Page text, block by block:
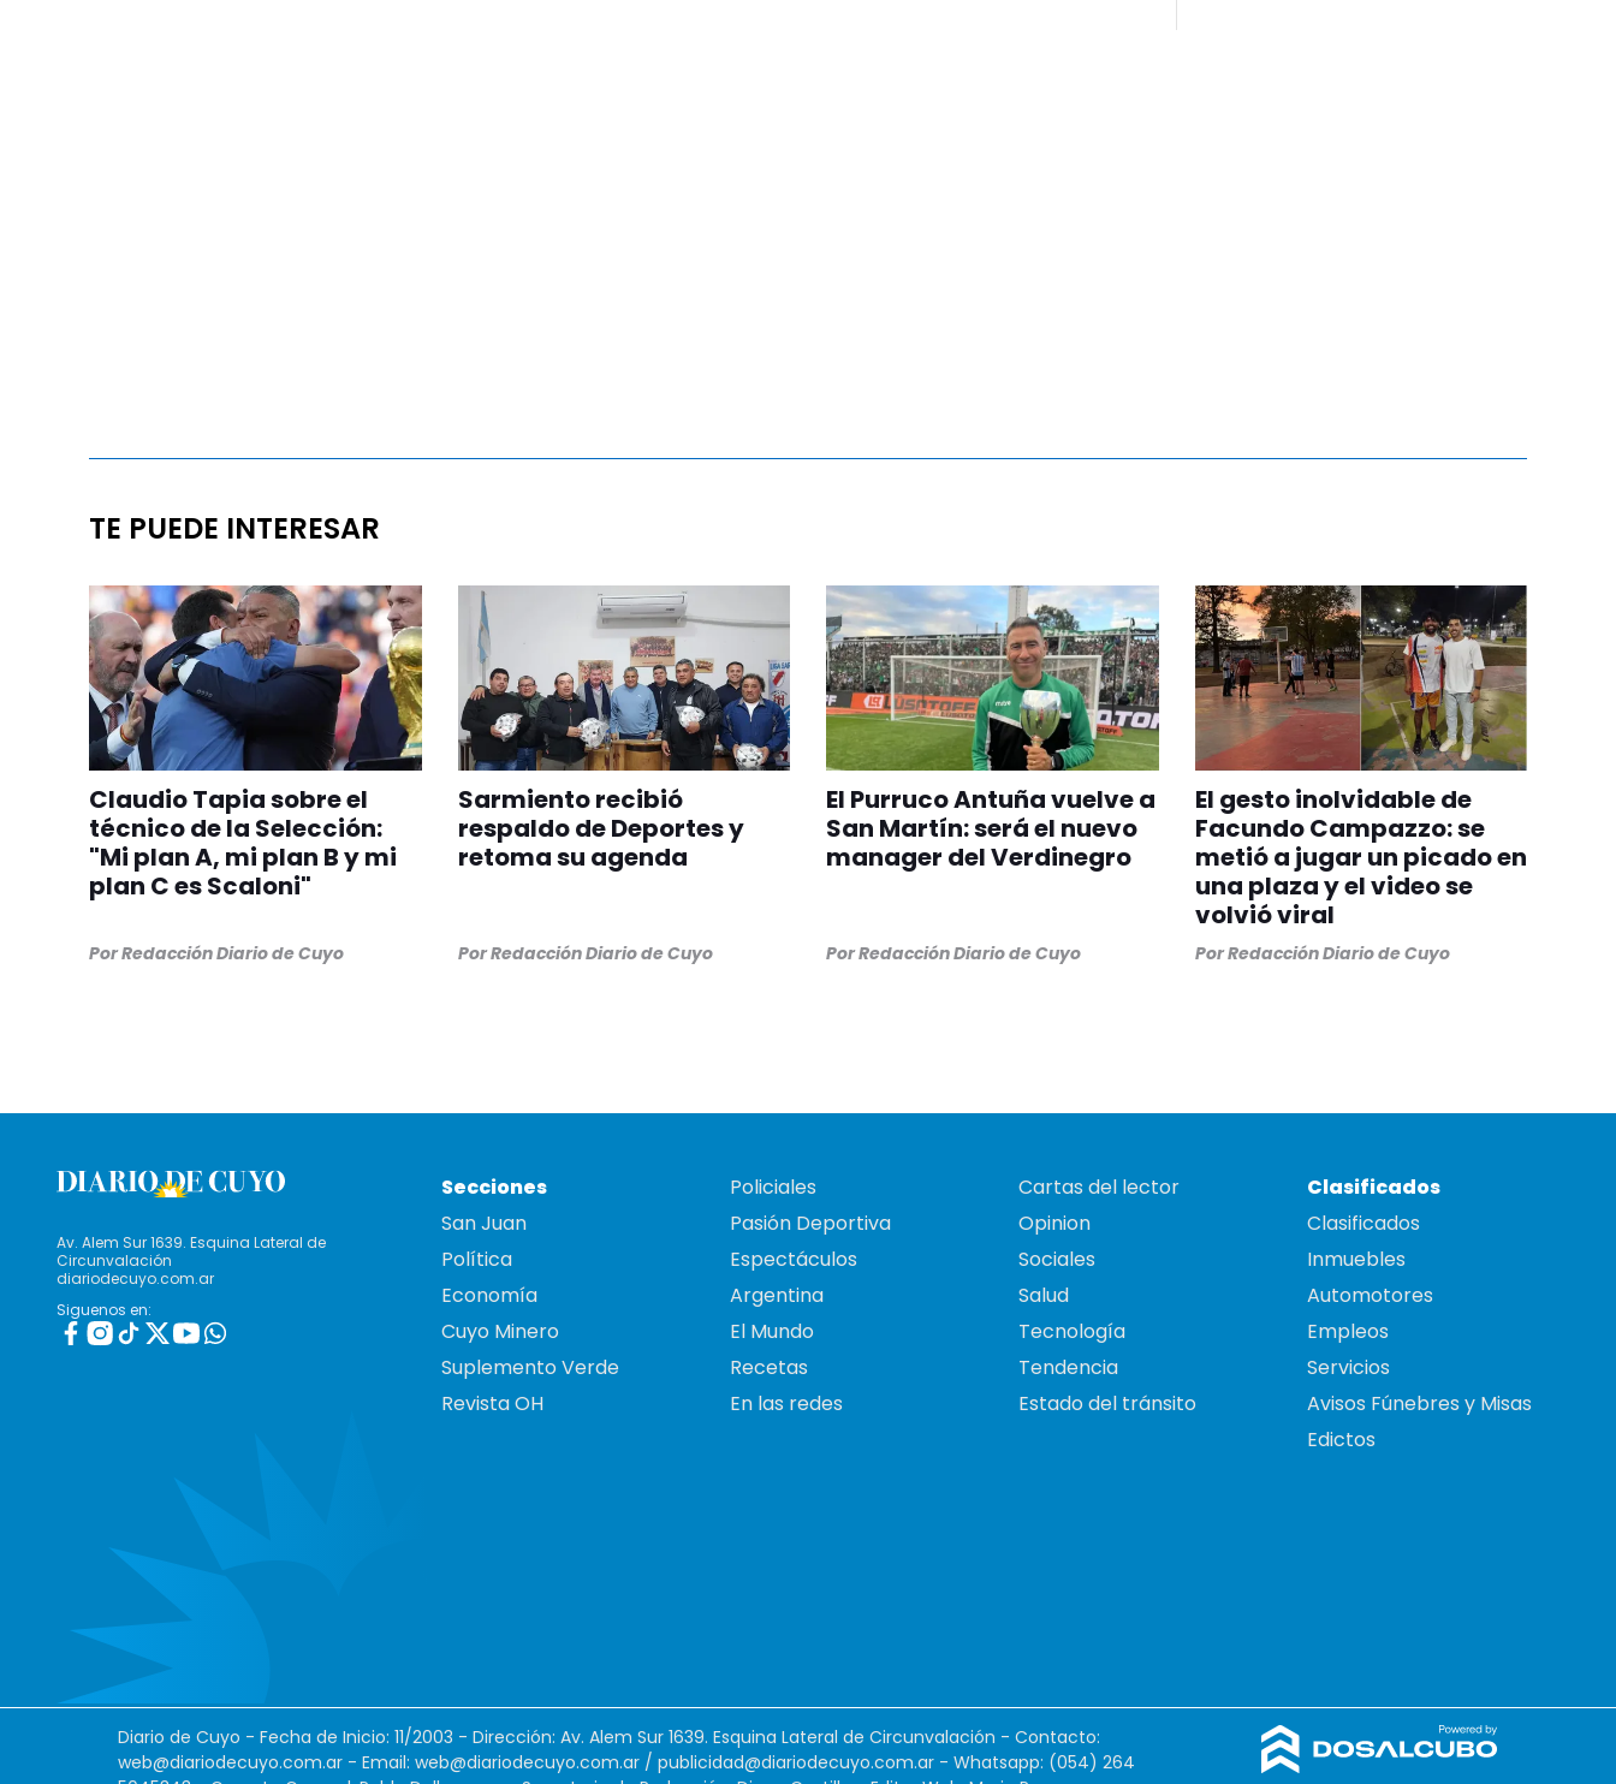
TE PUEDE INTERESAR
Claudio Tapia sobre el
técnico de la Selección:
"Mi plan A, mi plan B y mi
plan C es Scaloni"
PorRedacción Diario de Cuyo
Sarmiento recibió
respaldo de Deportes y
retoma su agenda
PorRedacción Diario de Cuyo
El Purruco Antuña vuelve a
San Martín: será el nuevo
manager del Verdinegro
PorRedacción Diario de Cuyo
El gesto inolvidable de
Facundo Campazzo: se
metió a jugar un picado en
una plaza y el video se
volvió viral
PorRedacción Diario de Cuyo
Av. Alem Sur 1639. Esquina Lateral de
Circunvalación
diariodecuyo.com.ar
Siguenos en:
Secciones
San Juan
Política
Economía
Cuyo Minero
Suplemento Verde
Revista OH
Policiales
Pasión Deportiva
Espectáculos
Argentina
El Mundo
Recetas
En las redes
Cartas del lector
Opinion
Sociales
Salud
Tecnología
Tendencia
Estado del tránsito
Clasificados
Clasificados
Inmuebles
Automotores
Empleos
Servicios
Avisos Fúnebres y Misas
Edictos
Diario de Cuyo - Fecha de Inicio: 11/2003 - Dirección: Av. Alem Sur 1639. Esquina Lateral de Circunvalación - Contacto:
web@diariodecuyo.com.ar - Email: web@diariodecuyo.com.ar / publicidad@diariodecuyo.com.ar - Whatsapp: (054) 264